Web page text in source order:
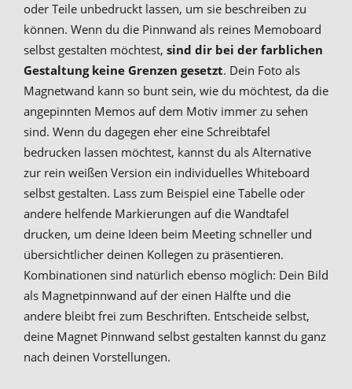
oder Teile unbedruckt lassen, um sie beschreiben zu
können. Wenn du die Pinnwand als reines Memoboard
selbst gestalten möchtest, sind dir bei der farblichen
Gestaltung keine Grenzen gesetzt. Dein Foto als
Magnetwand kann so bunt sein, wie du möchtest, da die
angepinnten Memos auf dem Motiv immer zu sehen
sind. Wenn du dagegen eher eine Schreibtafel
bedrucken lassen möchtest, kannst du als Alternative
zur rein weißen Version ein individuelles Whiteboard
selbst gestalten. Lass zum Beispiel eine Tabelle oder
andere helfende Markierungen auf die Wandtafel
drucken, um deine Ideen beim Meeting schneller und
übersichtlicher deinen Kollegen zu präsentieren.
Kombinationen sind natürlich ebenso möglich: Dein Bild
als Magnetpinnwand auf der einen Hälfte und die
andere bleibt frei zum Beschriften. Entscheide selbst,
deine Magnet Pinnwand selbst gestalten kannst du ganz
nach deinen Vorstellungen.